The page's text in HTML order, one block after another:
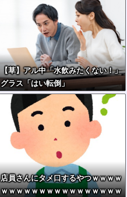
【草】アル中「水飲みたくない！」
グラス「はい転倒」
店員さんにタメ口するやつｗｗｗｗ
ｗｗｗｗｗｗｗｗｗｗｗｗｗｗｗｗ